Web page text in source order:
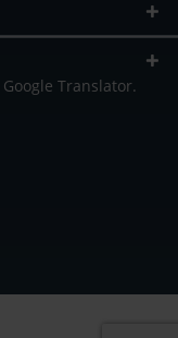
Translator.